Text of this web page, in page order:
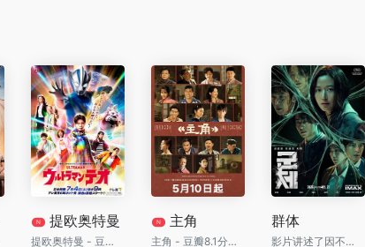
N 提欧奥特曼
提欧奥特曼 - 豆瓣8.7分开局封神！故乡被怪兽彻底摧毁，孤独外星人化身蓝色巨人守护地球
N 主角
主角 - 豆瓣8.1分年代大剧！刘浩存从放羊娃一路杀进秦腔之巅，四十八集演尽一个女人的逆天改命
群体
影片讲述了因不明感染事件而被封锁的建筑内，孤立无援的幸存者们对抗以无法预测形态进化的感染者的故事。